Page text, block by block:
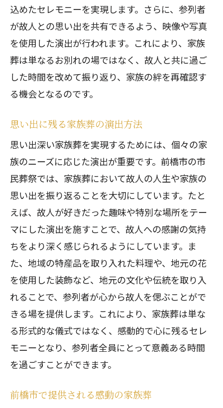
込めたセレモニーを実現します。さらに、参列者
が故人との思い出を共有できるよう、映像や写真
を使用した演出が行われます。これにより、家族
葬は単なるお別れの場ではなく、故人と共に過ご
した時間を改めて振り返り、家族の絆を再確認す
る機会となるのです。
思い出に残る家族葬の演出方法
思い出深い家族葬を実現するためには、個々の家
族のニーズに応じた演出が重要です。前橋市の市
民葬祭では、家族葬において故人の人生や家族の
思い出を振り返ることを大切にしています。たと
えば、故人が好きだった趣味や特別な場所をテー
マにした演出を施すことで、故人への感謝の気持
ちをより深く感じられるようにしています。ま
た、地域の特産品を取り入れた料理や、地元の花
を使用した装飾など、地元の文化や伝統を取り入
れることで、参列者が心から故人を偲ぶことがで
きる場を提供します。これにより、家族葬は単な
る形式的な儀式ではなく、感動的で心に残るセレ
モニーとなり、参列者全員にとって意義ある時間
を過ごすことができます。
前橋市で提供される感動の家族葬